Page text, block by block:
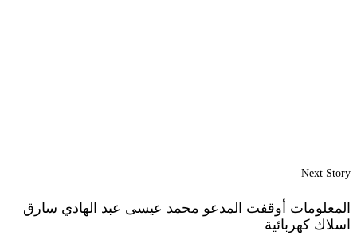
Next Story
المعلومات أوقفت المدعو محمد عيسى عبد الهادي سارق
اسلاك كهربائية